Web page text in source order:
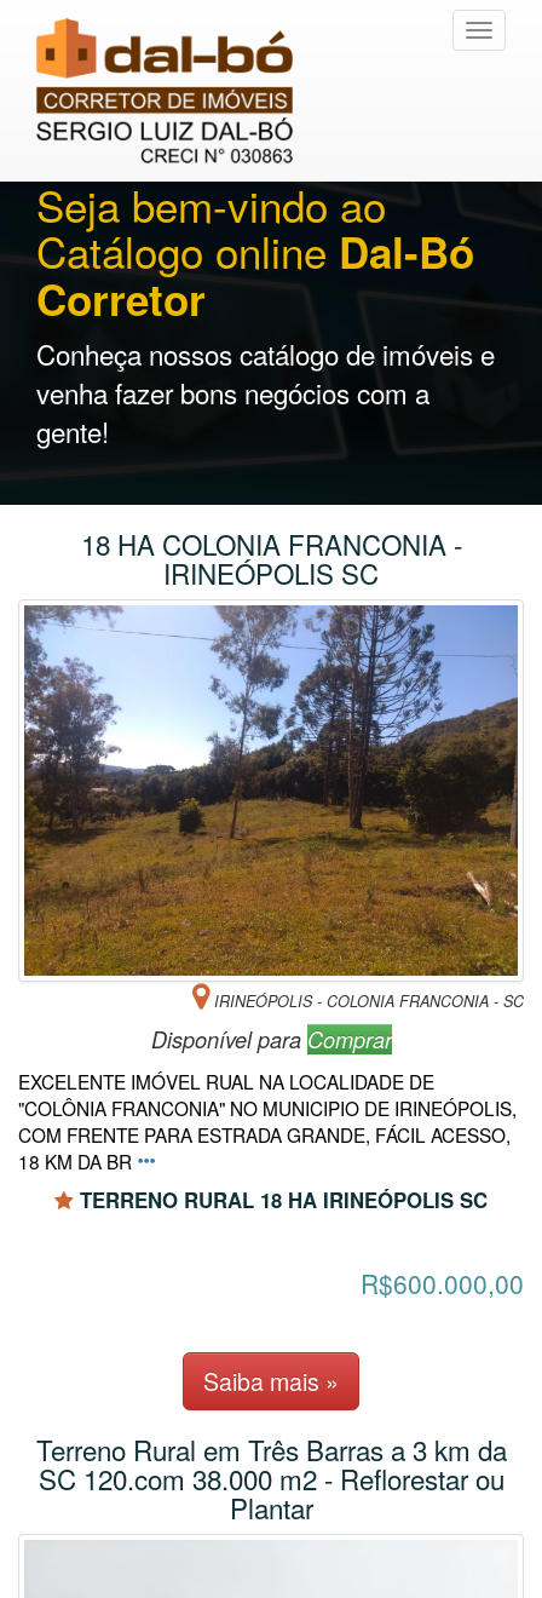
Toggle
Seja bem-vindo ao
Catálogo online Dal-Bó
Corretor
Conheça nossos catálogo de imóveis e
venha fazer bons negócios com a
gente!
18 HA COLONIA FRANCONIA -
IRINEÓPOLIS SC
IRINEÓPOLIS - COLONIA FRANCONIA - SC
Disponível para Comprar
EXCELENTE IMÓVEL RUAL NA LOCALIDADE DE
"COLÔNIA FRANCONIA" NO MUNICIPIO DE IRINEÓPOLIS,
COM FRENTE PARA ESTRADA GRANDE, FÁCIL ACESSO,
18 KM DA BR
TERRENO RURAL 18 HA IRINEÓPOLIS SC
R$600.000,00
Saiba mais »
Terreno Rural em Três Barras a 3 km da
SC 120.com 38.000 m2 - Reflorestar ou
Plantar